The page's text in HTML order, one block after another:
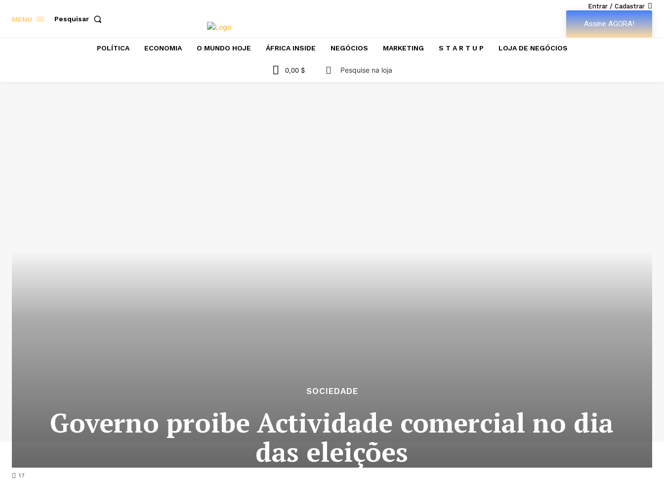
MENU Pesquisar
Entrar / Cadastrar
Assine AGORA!
POLÍTICA ECONOMIA O MUNDO HOJE ÁFRICA INSIDE NEGÓCIOS MARKETING S T A R T U P LOJA DE NEGÓCIOS
0,00 $ Pesquise na loja
17
SOCIEDADE
Governo proibe Actividade comercial no dia
das eleições